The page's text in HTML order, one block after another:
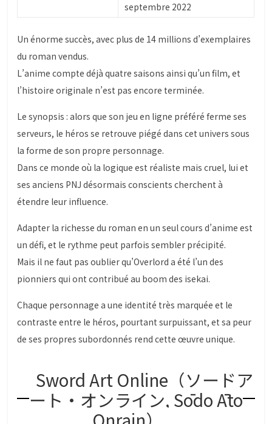
septembre 2022
Un énorme succès, avec plus de 14 millions d’exemplaires
du roman vendus.
L’anime compte déjà quatre saisons ainsi qu’un film, et
l’histoire originale n’est pas encore terminée.
Le synopsis : alors que son jeu en ligne préféré ferme ses
serveurs, le héros se retrouve piégé dans cet univers sous
la forme de son propre personnage.
Dans ce monde où la logique est réaliste mais cruel, lui et
ses anciens PNJ désormais conscients cherchent à
étendre leur influence.
Adapter la richesse du roman en un seul cours d’anime est
un défi, et le rythme peut parfois sembler précipité.
Mais il ne faut pas oublier qu’Overlord a été l’un des
pionniers qui ont contribué au boom des isekai.
Chaque personnage a une identité très marquée et le
contraste entre le héros, pourtant surpuissant, et sa peur
de ses propres subordonnés rend cette œuvre unique.
Sword Art Online（ソードア
ート・オンライン, Sōdo Āto